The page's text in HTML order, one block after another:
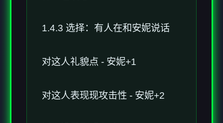
1.4.3 选择：有人在和安妮说话
对这人礼貌点 - 安妮+1
对这人表现现攻击性 - 安妮+2